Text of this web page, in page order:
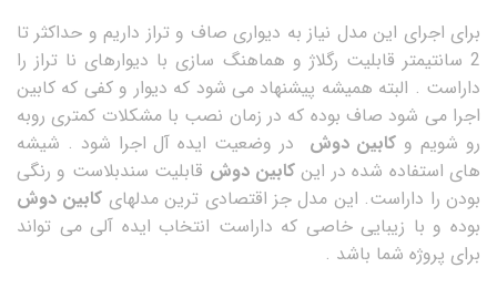
برای اجرای این مدل نیاز به دیواری صاف و تراز داریم و حداکثر تا
2 سانتیمتر قابلیت رگلاژ و هماهنگ سازی با دیوارهای نا تراز را
داراست . البته همیشه پیشنهاد می شود که دیوار و کفی که کابین
اجرا می شود صاف بوده که در زمان نصب با مشکلات کمتری روبه
رو شویم و کابین دوش در وضعیت ایده آل اجرا شود . شیشه
های استفاده شده در این کابین دوش قابلیت سندبلاست و رنگی
بودن را داراست. این مدل جز اقتصادی ترین مدلهای کابین دوش
بوده و با زیبایی خاصی که داراست انتخاب ایده آلی می تواند
برای پروژه شما باشد .